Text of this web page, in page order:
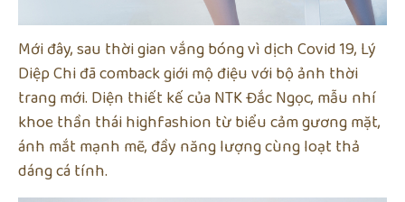
Mới đây, sau thời gian vắng bóng vì dịch Covid 19, Lý
Diệp Chi đã comback giới mộ điệu với bộ ảnh thời
trang mới. Diện thiết kế của NTK Đắc Ngọc, mẫu nhí
khoe thần thái highfashion từ biểu cảm gương mặt,
ánh mắt mạnh mẽ, đầy năng lượng cùng loạt thả
dáng cá tính.